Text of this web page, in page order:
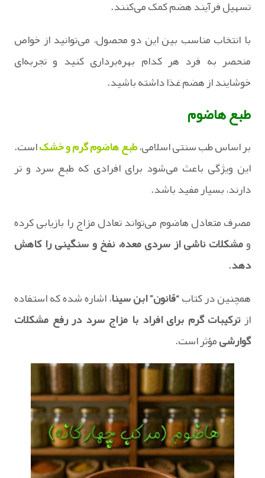
تسهیل فرآیند هضم کمک می‌کنند.
با انتخاب مناسب بین این دو محصول، می‌توانید از خواص
منحصر به فرد هر کدام بهره‌برداری کنید و تجربه‌ای
خوشایند از هضم غذا داشته باشید.
طبع هاضوم
بر اساس طب سنتی اسلامی،طبع هاضوم گرم و خشکاست.
این ویژگی باعث می‌شود برای افرادی که طبع سرد و تر
دارند، بسیار مفید باشد.
مصرف متعادل هاضوم می‌تواند تعادل مزاج را بازیابی کرده
ومشکلات ناشی از سردی معده، نفخ و سنگینی را کاهش
دهد.
همچنین در کتاب“قانون” ابن سینا، اشاره شده که استفاده
ازترکیبات گرم برای افراد با مزاج سرد در رفع مشکلات
گوارشیمؤثر است.